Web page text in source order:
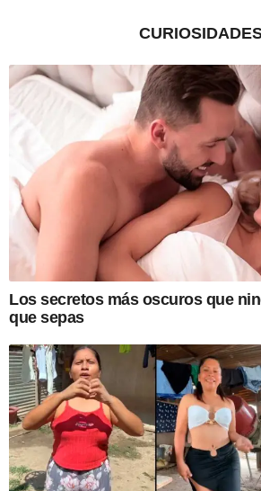
Los secretos más oscuros que
que sepas